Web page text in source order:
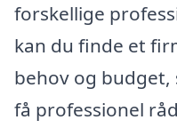
forskellige
kan du finde et
behov og budget,
få professionel